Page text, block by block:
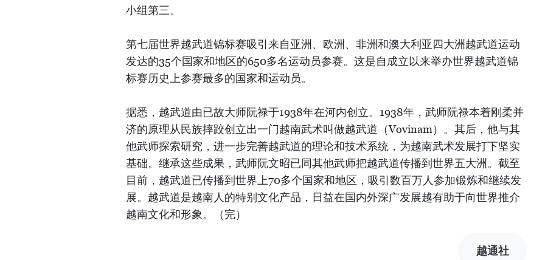
小组第三。
第七届世界越武道锦标赛吸引来自亚洲、欧洲、非洲和澳大利亚四大洲越武道运动
发达的35个国家和地区的650多名运动员参赛。这是自成立以来举办世界越武道锦
标赛历史上参赛最多的国家和运动员。
据悉，越武道由已故大师阮禄于1938年在河内创立。1938年，武师阮禄本着刚柔并
济的原理从民族摔跤创立出一门越南武术叫做越武道（Vovinam）。其后，他与其
他武师探索研究，进一步完善越武道的理论和技术系统，为越南武术发展打下坚实
基础。继承这些成果，武师阮文昭已同其他武师把越武道传播到世界五大洲。截至
目前，越武道已传播到世界上70多个国家和地区，吸引数百万人参加锻炼和继续发
展。越武道是越南人的特别文化产品，日益在国内外深广发展越有助于向世界推介
越南文化和形象。（完）
越通社